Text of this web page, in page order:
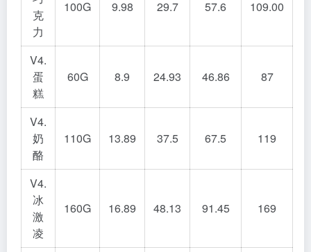
克
力
100G 9.98 29.7 57.6 109.00
V4.
蛋
糕
60G 8.9 24.93 46.86 87
V4.
奶
酪
110G 13.89 37.5 67.5 119
V4.
冰
激
凌
160G 16.89 48.13 91.45 169